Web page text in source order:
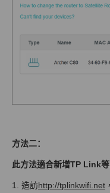
方法二：
此方法適合新增TP Link
1. 造訪http://tplinkwifi.net